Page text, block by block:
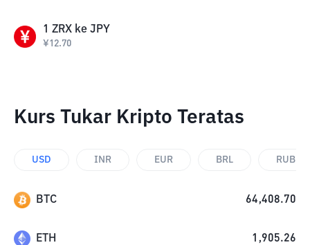
1 ZRX ke JPY
¥12.70
Kurs Tukar Kripto Teratas
USD INR EUR BRL RUB
BTC 64,408.70
ETH 1,905.26